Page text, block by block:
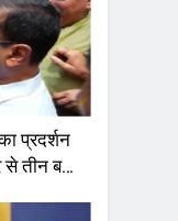
प्रदर्शन
तीन बड़ी